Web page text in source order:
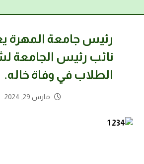
رئيس جامعة المهرة
نائب رئيس الجامعة
الطلاب في وفاة خاله.
مارس 29, 2024